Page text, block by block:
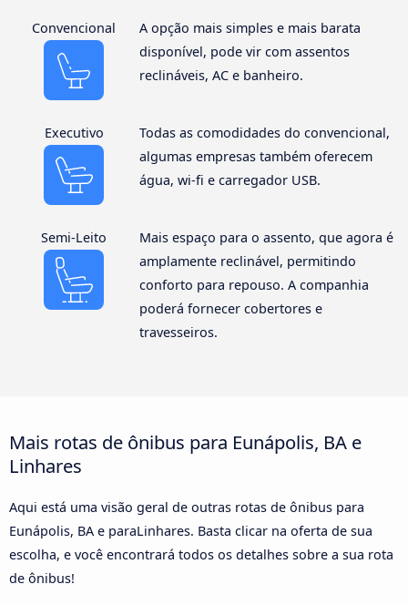
Convencional
A opção mais simples e mais barata
disponível, pode vir com assentos
reclináveis, AC e banheiro.
Executivo
Todas as comodidades do convencional,
algumas empresas também oferecem
água, wi-fi e carregador USB.
Semi-Leito
Mais espaço para o assento, que agora é
amplamente reclinável, permitindo
conforto para repouso. A companhia
poderá fornecer cobertores e
travesseiros.
Mais rotas de ônibus para Eunápolis, BA e
Linhares
Aqui está uma visão geral de outras rotas de ônibus para
Eunápolis, BA e paraLinhares. Basta clicar na oferta de sua
escolha, e você encontrará todos os detalhes sobre a sua rota
de ônibus!